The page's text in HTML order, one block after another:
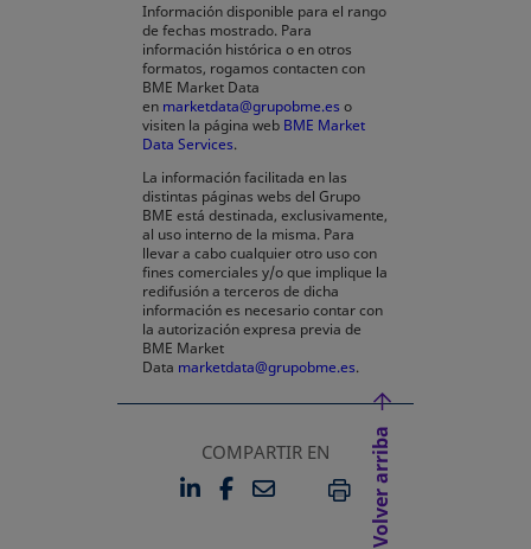
Información disponible para el rango
de fechas mostrado. Para
información histórica o en otros
formatos, rogamos contacten con
BME Market Data
en marketdata@grupobme.es o
visiten la página web BME Market
Data Services.
La información facilitada en las
distintas páginas webs del Grupo
BME está destinada, exclusivamente,
al uso interno de la misma. Para
llevar a cabo cualquier otro uso con
fines comerciales y/o que implique la
redifusión a terceros de dicha
información es necesario contar con
la autorización expresa previa de
BME Market
Data marketdata@grupobme.es.
COMPARTIR EN
LINKEDIN
SE ABRE EN UNA PESTAÑA
FACEBOOK
SE ABRE EN UNA
EMAILIMPRIMIR
Volver arriba